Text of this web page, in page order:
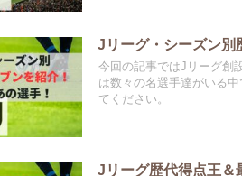
Jリーグ・シーズン別
今回の記事ではJリーグ創
は数々の名選手達がいる
てください。
Jリーグ歴代得点王＆